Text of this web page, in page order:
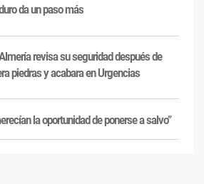
da un paso más
revisa su seguridad después de
piedras y acabara en Urgencias
la oportunidad de ponerse a salvo”